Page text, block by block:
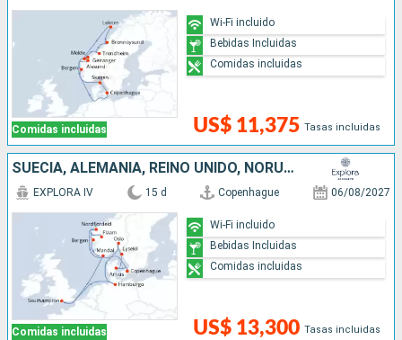
Comidas incluidas US$ 11,375 Tasas incluidas
Wi-Fi incluido
Bebidas Incluidas
Comidas incluidas
SUECIA, ALEMANIA, REINO UNIDO, NORUEGA, DINAMARCA
Comidas incluidas
EXPLORA IV 15 d Copenhague 06/08/2027
US$ 13,300 Tasas incluidas
Wi-Fi incluido
Bebidas Incluidas
Comidas incluidas